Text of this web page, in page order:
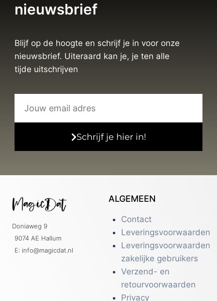
nieuwsbrief
Blijf op de hoogte en schrijf je in voor onze
nieuwsbrief. Uiteraard kan je, je ten alle
tijde uitschrijven
Schrijf je hier in!
Doniaweg 9
9074 AE Hallum
E: info@magicdat.nl
ALGEMEEN
Contact
Leveringsvoorwaarden
Leveringsvoorwaarden
zakelijke gebruikers
Verzend- en
retourvoorwaarden
Privacy